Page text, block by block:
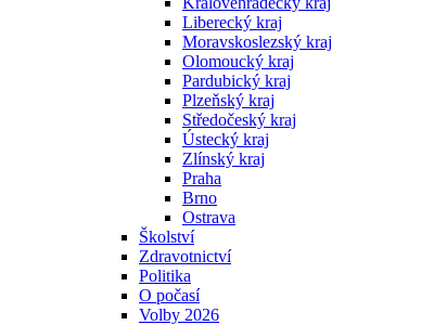
Liberecký kraj
Moravskoslezský kraj
Olomoucký kraj
Pardubický kraj
Plzeňský kraj
Středočeský kraj
Ústecký kraj
Zlínský kraj
Praha
Brno
Ostrava
Školství
Zdravotnictví
Politika
O počasí
Volby 2026